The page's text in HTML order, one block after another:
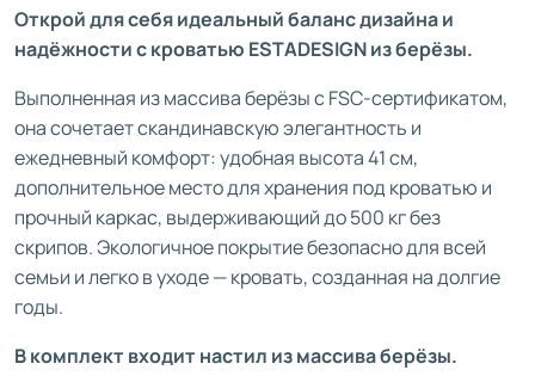
Открой для себя идеальный баланс дизайна и
надёжности с кроватью ESTADESIGN из берёзы.
Выполненная из массива берёзы с FSC-сертификатом,
она сочетает скандинавскую элегантность и
ежедневный комфорт: удобная высота 41 см,
дополнительное место для хранения под кроватью и
прочный каркас, выдерживающий до 500 кг без
скрипов. Экологичное покрытие безопасно для всей
семьи и легко в уходе — кровать, созданная на долгие
годы.
В комплект входит настил из массива берёзы.